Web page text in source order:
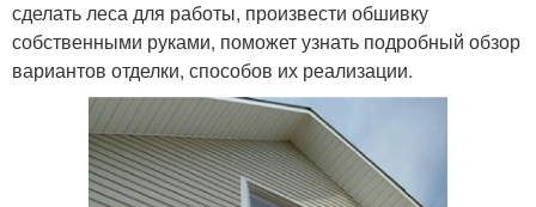
сделать леса для работы, произвести обшивку
собственными руками, поможет узнать подробный обзор
вариантов отделки, способов их реализации.